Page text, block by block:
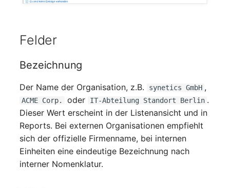
Objektgruppe
Personen
Personengruppen
Printbox
Rack-Segment
Felder
Bezeichnung
Der Name der Organisation, z.B. synetics GmbH ,
ACME Corp. oder IT-Abteilung Standort Berlin .
Dieser Wert erscheint in der Listenansicht und in
Reports. Bei externen Organisationen empfiehlt
sich der offizielle Firmenname, bei internen
Einheiten eine eindeutige Bezeichnung nach
interner Nomenklatur.